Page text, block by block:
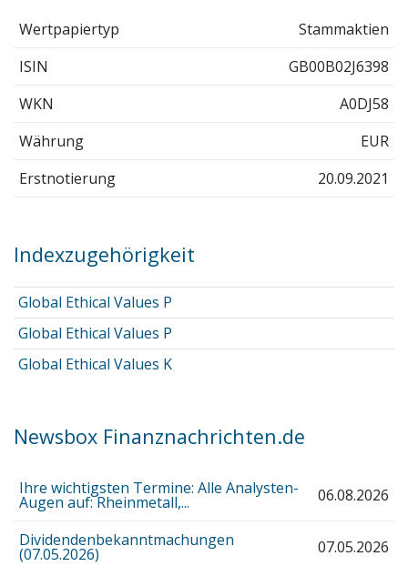
Wertpapiertyp
Stammaktien
ISIN
GB00B02J6398
WKN
A0DJ58
Währung
EUR
Erstnotierung
20.09.2021
Indexzugehörigkeit
Global Ethical Values P
Global Ethical Values P
Global Ethical Values K
Newsbox Finanznachrichten.de
Ihre wichtigsten Termine: Alle Analysten-
Augen auf: Rheinmetall,... 06.08.2026
Dividendenbekanntmachungen
(07.05.2026) 07.05.2026